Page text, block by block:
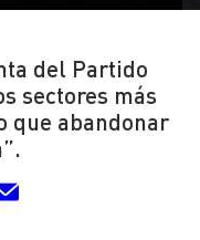
del Partido
sectores más
que abandonar